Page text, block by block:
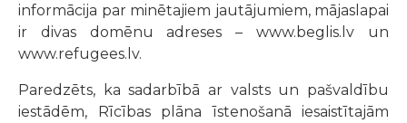
informācija par minētajiem jautājumiem, mājaslapai
ir divas domēnu adreses – www.beglis.lv un
www.refugees.lv.
Paredzēts, ka sadarbībā ar valsts un pašvaldību
iestādēm, Rīcības plāna īstenošanā iesaistītajām